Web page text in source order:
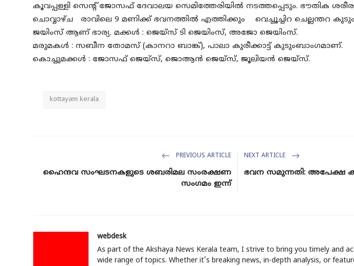
കൂവപ്പള്ളി സെന്റ് ജോസഫ് ദേവാലയ സെമിത്തേരിയിൽ നടത്തപ്പെടും. ഭൗതിക
ചൊവ്വാഴ്ച രാവിലെ 9 മണിക്ക് ഭവനത്തിൽ എത്തിക്കും വെച്ചൂച്ചിറ ചെല്ലന്തറ
ജയിംസ് ആണ് ഭാര്യ. മക്കൾ : ജെയ്‌സ് ടി ജെയിംസ്, അജോ ജെയിംസ്.
മരുമകൾ : സബീന തോമസ് (കാനറാ ബാങ്ക്), പാലാ കുരീക്കാട്ട് കുടുംബാംഗമാണ്.
കൊച്ചുമക്കൾ : ജോസഫ് ജെയ്‌സ്, ജൊആൻ ജെയ്‌സ്, ജൂലിയൻ ജെയ്‌സ്.
kottayam kerala
PREVIOUS ARTICLE
ഹൈ​ന്ദ​വ സം​ഘ​ട​ന​ക​ളു​ടെ ശ​ബ​രി​മ​ല സം​ര​ക്ഷ​ണ
സം​ഗ​മം ഇ​ന്ന്
NEXT ARTICLE
ഭവന സമുന്നതി: അപേക്ഷ
webdesk
As part of the Akshaya News Kerala team, I strive to bring you timely and
wide range of topics. Whether it's breaking news, in-depth analysis, or